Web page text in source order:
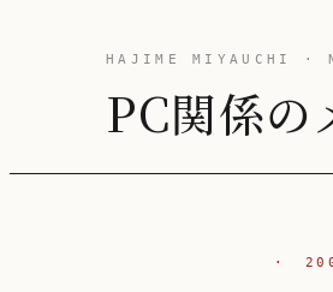
HAJIME MIYAUCHI ·
PC関係の
·